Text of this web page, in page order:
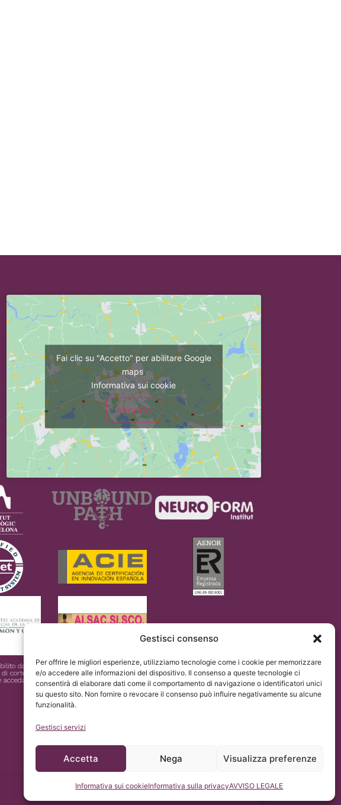
Gestisci consenso
Per offrire le migliori esperienze, utilizziamo tecnologie come i cookie per memorizzare
e/o accedere alle informazioni del dispositivo. Il consenso a queste tecnologie ci
consentirà di elaborare dati come il comportamento di navigazione o identificatori unici
su questo sito. Non fornire o revocare il consenso può influire negativamente su alcune
funzionalità.
Gestisci servizi
Accetta Nega Visualizza preferenze
Informativa sui cookieInformativa sulla privacyAVVISO LEGALE
Fai clic su "Accetto" per abilitare Google
maps
Informativa sui cookie
Accetto
dal Regolamento UE 2016/679 (GDPR).
dell’Institut Chiari & Siringomielia & Escoliosis de Barcelona, con il
al sito.